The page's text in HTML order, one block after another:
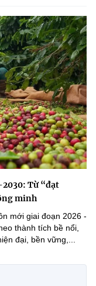
Từ “đạt
minh
mới giai đoạn 2026 -
thành tích bề nổi,
đại, bền vững,...